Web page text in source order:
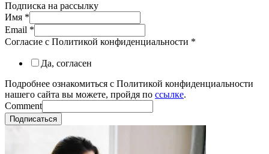
Подписка на рассылку
Имя *
Email *
Согласие с Политикой конфиденциальности *
Да, согласен
Подробнее ознакомиться с Политикой конфиденциальности
нашего сайта вы можете, пройдя по ссылке.
Comment
Подписаться